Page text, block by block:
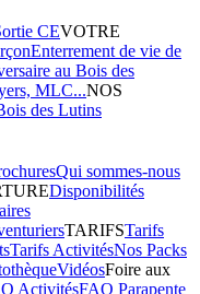
CEVOTRE
Enterrement de vie de
au Bois des
MLC...NOS
des Lutins
Qui sommes-nous
Disponibilités
TARIFSTarifs
Tarifs ActivitésNos Packs
VidéosFoire aux
ActivitésFAQ Parapente